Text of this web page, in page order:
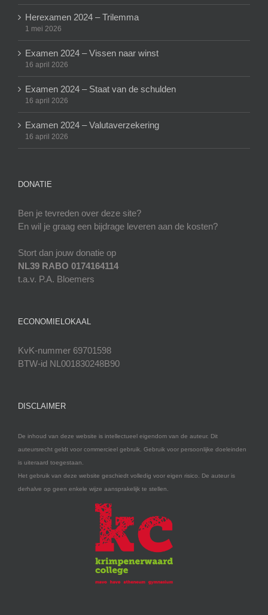
Herexamen 2024 – Trilemma
1 mei 2026
Examen 2024 – Vissen naar winst
16 april 2026
Examen 2024 – Staat van de schulden
16 april 2026
Examen 2024 – Valutaverzekering
16 april 2026
DONATIE
Ben je tevreden over deze site?
En wil je graag een bijdrage leveren aan de kosten?
Stort dan jouw donatie op
NL39 RABO 0174164114
t.a.v. P.A. Bloemers
ECONOMIELOKAAL
KvK-nummer 69701598
BTW-id NL001830248B90
DISCLAIMER
De inhoud van deze website is intellectueel eigendom van de auteur. Dit
auteursrecht geldt voor commercieel gebruik. Gebruik voor persoonlijke doeleinden
is uiteraard toegestaan.
Het gebruik van deze website geschiedt volledig voor eigen risico. De auteur is
derhalve op geen enkele wijze aansprakelijk te stellen.